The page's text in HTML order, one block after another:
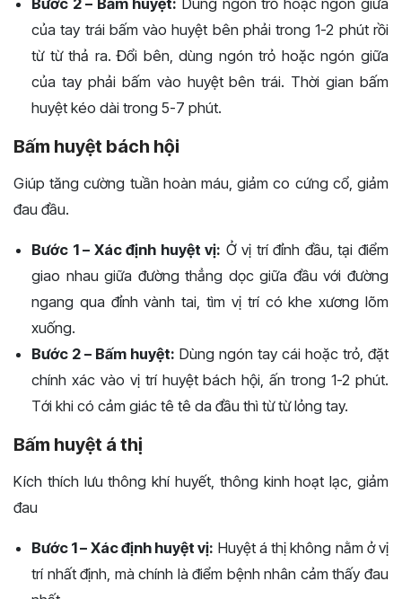
của tay trái bấm vào huyệt bên phải trong 1-2 phút rồi
từ từ thả ra. Đổi bên, dùng ngón trỏ hoặc ngón giữa
của tay phải bấm vào huyệt bên trái. Thời gian bấm
huyệt kéo dài trong 5-7 phút.
Bấm huyệt bách hội
Giúp tăng cường tuần hoàn máu, giảm co cứng cổ, giảm
đau đầu.
Bước 1 – Xác định huyệt vị: Ở vị trí đỉnh đầu, tại điểm
giao nhau giữa đường thẳng dọc giữa đầu với đường
ngang qua đỉnh vành tai, tìm vị trí có khe xương lõm
xuống.
Bước 2 – Bấm huyệt: Dùng ngón tay cái hoặc trỏ, đặt
chính xác vào vị trí huyệt bách hội, ấn trong 1-2 phút.
Tới khi có cảm giác tê tê da đầu thì từ từ lỏng tay.
Bấm huyệt á thị
Kích thích lưu thông khí huyết, thông kinh hoạt lạc, giảm
đau
Bước 1 – Xác định huyệt vị: Huyệt á thị không nằm ở vị
trí nhất định, mà chính là điểm bệnh nhân cảm thấy đau